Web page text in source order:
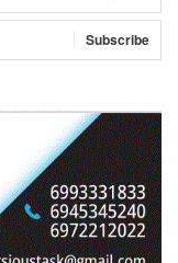
Subscribe